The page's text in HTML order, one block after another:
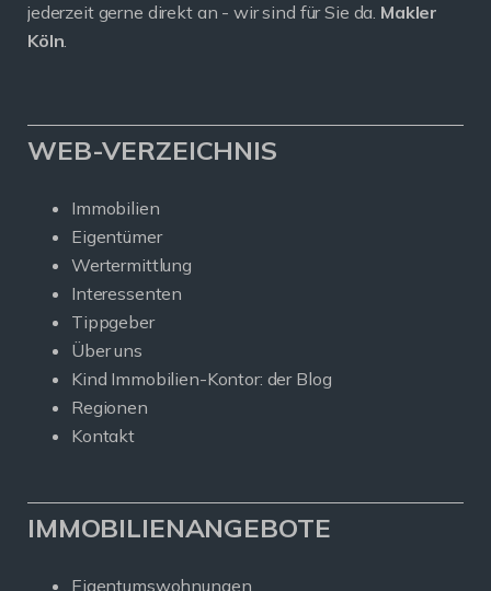
jederzeit gerne direkt an - wir sind für Sie da. Makler
Köln.
WEB-VERZEICHNIS
Immobilien
Eigentümer
Wertermittlung
Interessenten
Tippgeber
Über uns
Kind Immobilien-Kontor: der Blog
Regionen
Kontakt
IMMOBILIENANGEBOTE
Eigentumswohnungen